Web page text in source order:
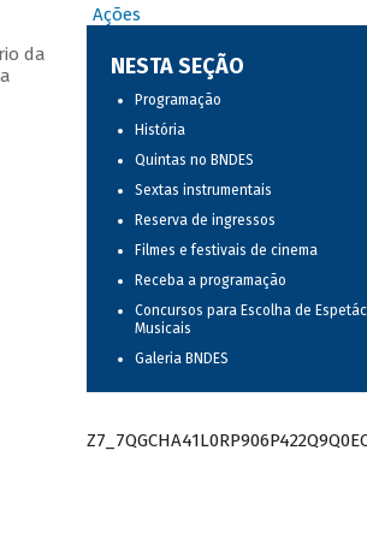
da
Ações
NESTA SEÇÃO
Programação
História
Quintas no BNDES
Sextas instrumentais
Reserva de ingressos
Filmes e festivais de cinema
Receba a programação
Concursos para Escolha de
Musicais
Galeria BNDES